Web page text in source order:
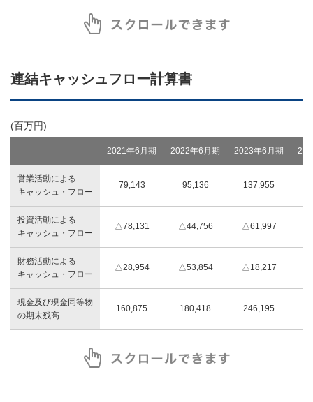
連結キャッシュフロー計算書
(百万円)
2021年6月期 2022年6月期 2023年6月期
営業活動による
キャッシュ・フロー
79,143 95,136 137,955
投資活動による
キャッシュ・フロー
△78,131 △44,756 △61,997
財務活動による
キャッシュ・フロー
△28,954 △53,854 △18,217
現金及び現金同等物
の期末残高
160,875 180,418 246,195